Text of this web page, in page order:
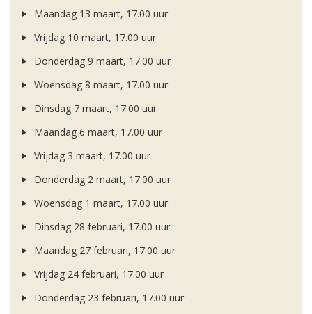
Maandag 13 maart, 17.00 uur
Vrijdag 10 maart, 17.00 uur
Donderdag 9 maart, 17.00 uur
Woensdag 8 maart, 17.00 uur
Dinsdag 7 maart, 17.00 uur
Maandag 6 maart, 17.00 uur
Vrijdag 3 maart, 17.00 uur
Donderdag 2 maart, 17.00 uur
Woensdag 1 maart, 17.00 uur
Dinsdag 28 februari, 17.00 uur
Maandag 27 februari, 17.00 uur
Vrijdag 24 februari, 17.00 uur
Donderdag 23 februari, 17.00 uur